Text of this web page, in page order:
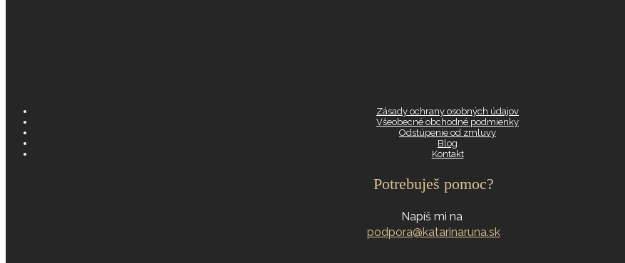
Zásady ochrany osobných údajov
Všeobecné obchodné podmienky
Odstúpenie od zmluvy
Blog
Kontakt
Potrebuješ pomoc?
Napíš mi na
podpora@katarinaruna.sk